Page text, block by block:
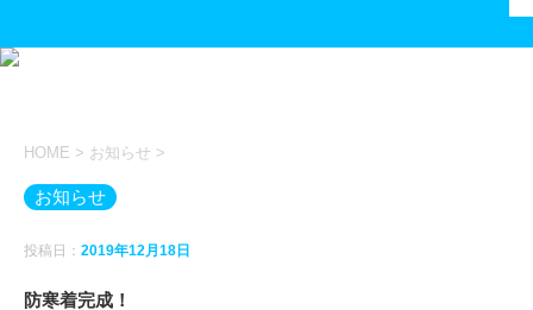
HOME > お知らせ >
お知らせ
投稿日： 2019年12月18日
防寒着完成！